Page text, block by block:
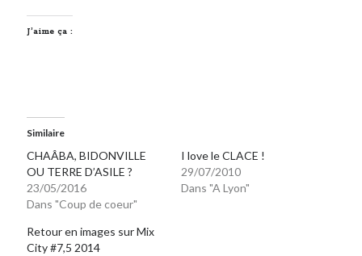
J’aime ça :
Similaire
CHAÂBA, BIDONVILLE
OU TERRE D’ASILE ?
23/05/2016
Dans "Coup de coeur"
I love le CLACE !
29/07/2010
Dans "A Lyon"
Retour en images sur Mix
City #7,5 2014